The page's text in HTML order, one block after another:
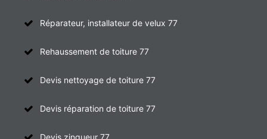
Réparateur, installateur de velux 77
Rehaussement de toiture 77
Devis nettoyage de toiture 77
Devis réparation de toiture 77
Devis zingueur 77